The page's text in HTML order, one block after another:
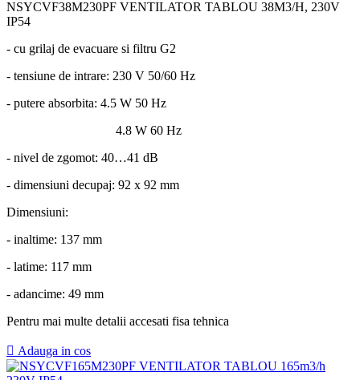
NSYCVF38M230PF VENTILATOR TABLOU 38M3/H, 230V
IP54
- cu grilaj de evacuare si filtru G2
- tensiune de intrare: 230 V 50/60 Hz
- putere absorbita: 4.5 W 50 Hz
4.8 W 60 Hz
- nivel de zgomot: 40…41 dB
- dimensiuni decupaj: 92 x 92 mm
Dimensiuni:
- inaltime: 137 mm
- latime: 117 mm
- adancime: 49 mm
Pentru mai multe detalii accesati fisa tehnica
 Adauga in cos